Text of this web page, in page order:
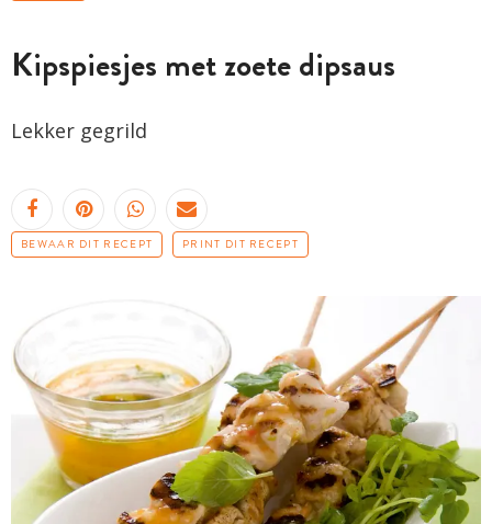
Kipspiesjes met zoete dipsaus
Lekker gegrild
BEWAAR DIT RECEPT PRINT DIT RECEPT